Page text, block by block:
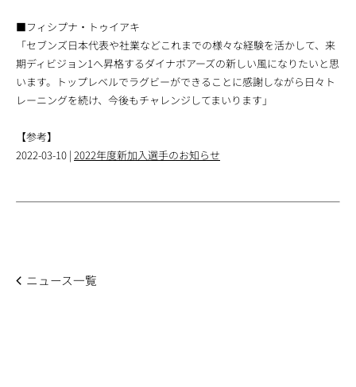
■フィシプナ・トゥイアキ
「セブンズ日本代表や社業などこれまでの様々な経験を活かして、来
期ディビジョン1へ昇格するダイナボアーズの新しい風になりたいと思
います。トップレベルでラグビーができることに感謝しながら日々ト
レーニングを続け、今後もチャレンジしてまいります」
【参考】
2022-03-10 | 2022年度新加入選手のお知らせ
ニュース一覧